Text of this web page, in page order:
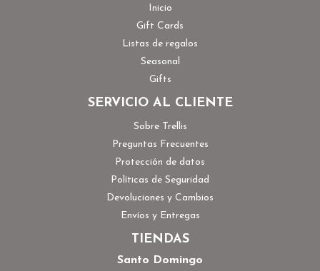
Inicio
Gift Cards
Listas de regalos
Seasonal
Gifts
SERVICIO AL CLIENTE
Sobre Trellis
Preguntas Frecuentes
Protección de datos
Políticas de Seguridad
Devoluciones y Cambios
Envíos y Entregas
TIENDAS
Santo Domingo